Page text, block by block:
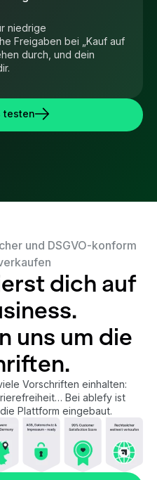
niedrige
Freigaben bei „Kauf auf
durch, und dein
testen
und DSGVO-konform
dich auf
uns um die
Vorschriften einhalten:
Bei ablefy ist
Plattform eingebaut.